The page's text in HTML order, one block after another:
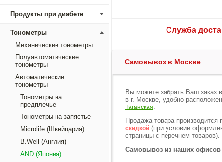
Продукты при диабете
Тонометры
Механические тонометры
Полуавтоматические
тонометры
Автоматические
тонометры
Тонометры на
предплечье
Тонометры на запястье
Microlife (Швейцария)
B.Well (Англия)
AND (Япония)
Служба
Самовывоз в Москве
Вы можете забрать Ваш заказ
в г. Москве, удобно
Таганская.
Продажа товара
скидкой (при условии
страницы с перечнем товаров).
Самовывоз из наших офисов